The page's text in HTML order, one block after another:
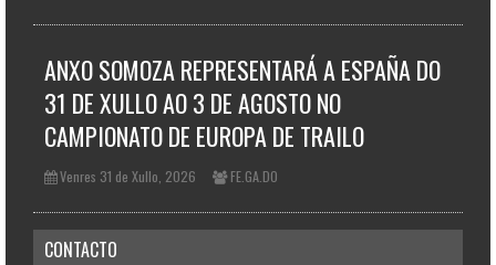
ANXO SOMOZA REPRESENTARÁ A ESPAÑA DO
31 DE XULLO AO 3 DE AGOSTO NO
CAMPIONATO DE EUROPA DE TRAILO
Venres 31 de Xullo, 2026 FE.GA.DO
CONTACTO